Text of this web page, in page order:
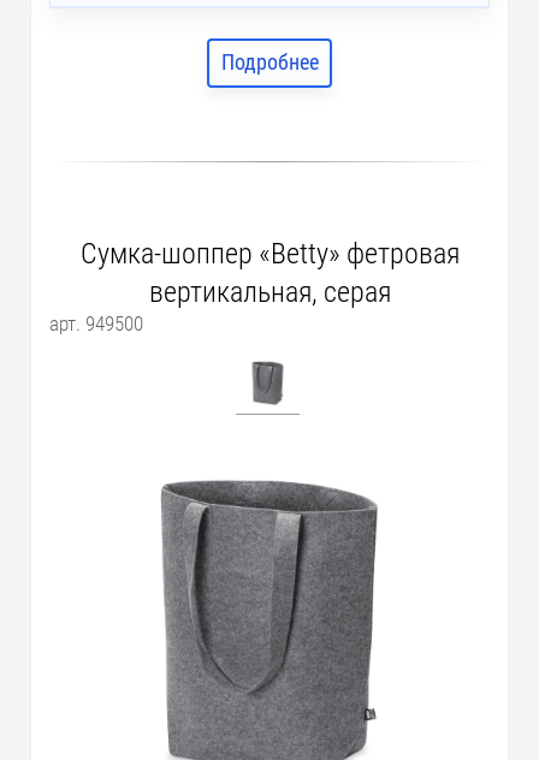
Подробнее
Сумка-шоппер «Betty» фетровая
вертикальная, серая
арт. 949500